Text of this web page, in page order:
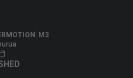
M3